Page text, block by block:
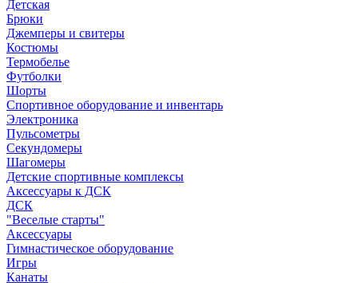
Детская
Брюки
Джемперы и свитеры
Костюмы
Термобелье
Футболки
Шорты
Спортивное оборудование и инвентарь
Электроника
Пульсометры
Секундомеры
Шагомеры
Детские спортивные комплексы
Аксессуары к ДСК
ДСК
"Веселые старты"
Аксессуары
Гимнастическое оборудование
Игры
Канаты